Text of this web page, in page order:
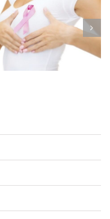
Mit tegyek, ha
csomót tapintok a
mellemben?